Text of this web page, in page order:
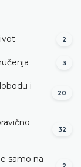
2
3
i
20
32
samo na